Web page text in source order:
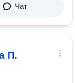
Чат
П.